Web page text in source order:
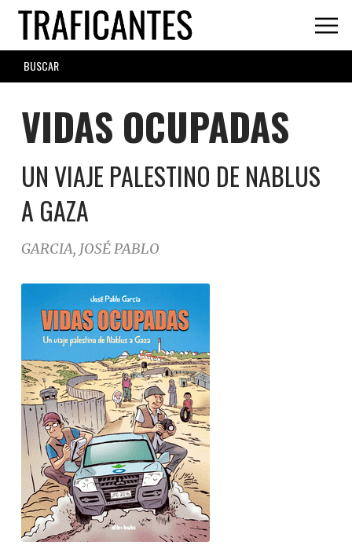
Skip
main
content
SEARCH
FORM
VIDAS OCUPADAS
UN VIAJE PALESTINO DE NABLUS
A GAZA
GARCIA, JOSÉ PABLO